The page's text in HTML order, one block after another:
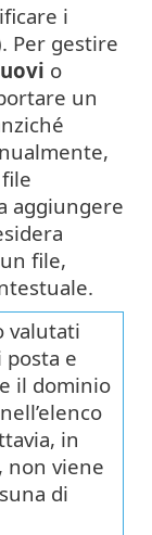
i
Per gestire
o
un
aggiungere
file,
valutati
e
il dominio
in
non viene
di